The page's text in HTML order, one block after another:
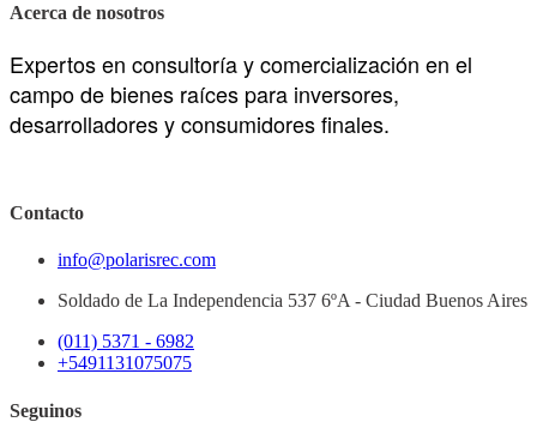
Acerca de nosotros
Expertos en consultoría y comercialización en el
campo de bienes raíces para inversores,
desarrolladores y consumidores finales.
Contacto
info@polarisrec.com
Soldado de La Independencia 537 6ºA - Ciudad Buenos Aires
(011) 5371 - 6982
+5491131075075
Seguinos